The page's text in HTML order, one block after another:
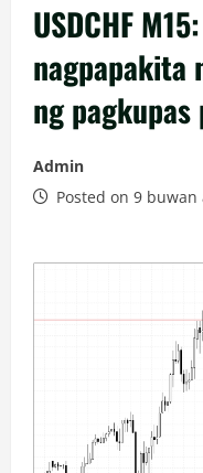
USDCHF
nagpapakita
ng
Admin
Posted on 9 buwan